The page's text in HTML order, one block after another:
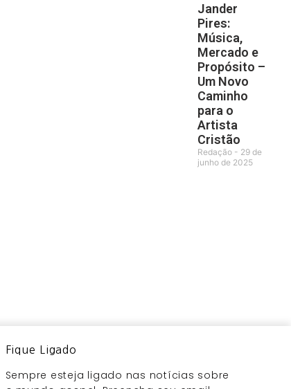
Jander
Pires:
Música,
Mercado e
Propósito –
Um Novo
Caminho
para o
Artista
Cristão
Redação
29 de
junho de 2025
Fique Ligado
Sempre esteja ligado nas notícias sobre